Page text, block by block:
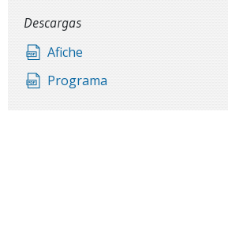
Descargas
Afiche
Programa